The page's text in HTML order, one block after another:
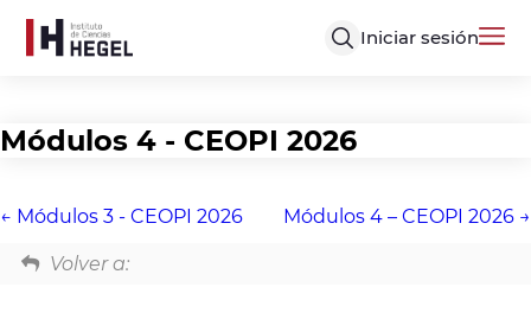
Iniciar sesión
Módulos 4 - CEOPI 2026
Módulos 3 - CEOPI 2026 Módulos 4 – CEOPI 2026
Volver a: